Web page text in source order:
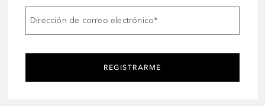
Dirección de correo electrónico*
REGISTRARME